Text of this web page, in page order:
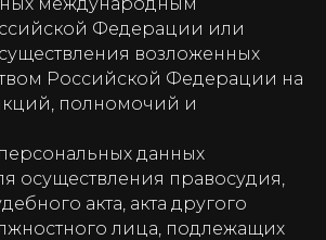
Федерации или
возложенных
Российской Федерации на
полномочий и
данных
осуществления правосудия,
акта, акта другого
лица, подлежащих